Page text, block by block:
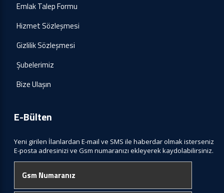
Emlak Talep Formu
Hizmet Sözleşmesi
Gizlilik Sözleşmesi
Şubelerimiz
Bize Ulaşın
E-Bülten
Yeni girilen İlanlardan E-mail ve SMS ile haberdar olmak isterseniz
E-posta adresinizi ve Gsm numaranızı ekleyerek kaydolabilirsiniz.